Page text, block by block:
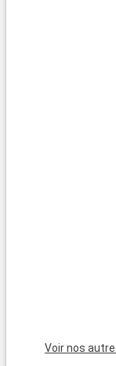
Voir nos